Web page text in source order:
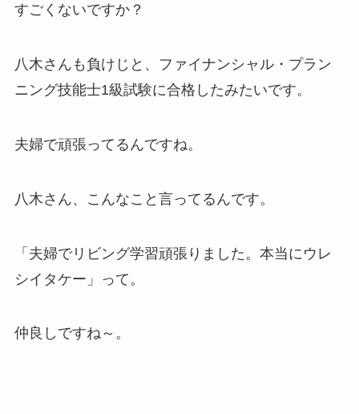
すごくないですか？
八木さんも負けじと、ファイナンシャル・プラン
ニング技能士1級試験に合格したみたいです。
夫婦で頑張ってるんですね。
八木さん、こんなこと言ってるんです。
「夫婦でリビング学習頑張りました。本当にウレ
シイタケー」って。
仲良しですね～。